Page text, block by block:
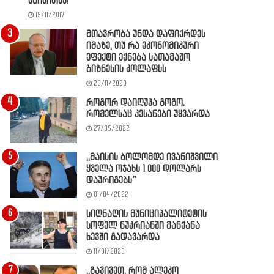
19/11/2017
მთავრობა უნდა დაფიქრდეს
იმაზე, თუ რა ეკონომიკური
ეფექტი ექნება სათამაშო
ბიზნესის კოლაფსს
28/11/2023
როგორ დაიღუპა გოგო,
რომელსაც კესანები უყვარდა
27/05/2022
,,მაისის ბოლომდე ივანიშვილი
ყველა ოჯახს 1 000 დოლარს
დაურიგებს”
01/04/2022
სიღნაღის მუნიციპალიტეტის
სოფელ ნუკრიანში მანქანა
ხევში გადავარდა
11/01/2023
,,გავივეთ, რომ ალეკო